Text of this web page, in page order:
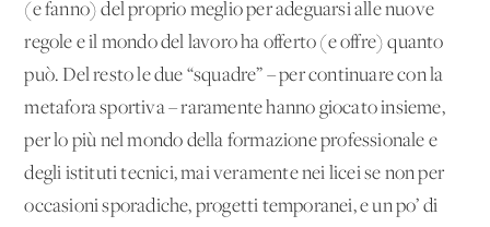
(e fanno) del proprio meglio per adeguarsi alle nuove
regole e il mondo del lavoro ha offerto (e offre) quanto
può. Del resto le due “squadre” – per continuare con la
metafora sportiva – raramente hanno giocato insieme,
per lo più nel mondo della formazione professionale e
degli istituti tecnici, mai veramente nei licei se non per
occasioni sporadiche, progetti temporanei, e un po’ di